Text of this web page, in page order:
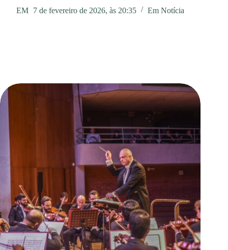
EM 7 de fevereiro de 2026, às 20:35 Em Notícia